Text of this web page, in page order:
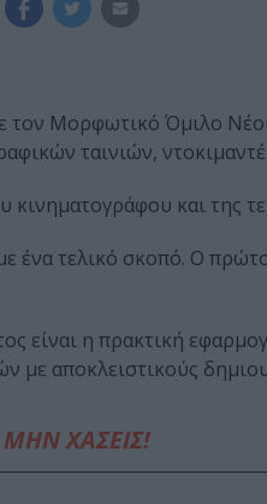
τον Μορφωτικό Όμιλο
ταινιών,
και της
ένα τελικό σκοπό. Ο
είναι η πρακτική
με αποκλειστικούς
ΜΗΝ ΧΑΣΕΙΣ!